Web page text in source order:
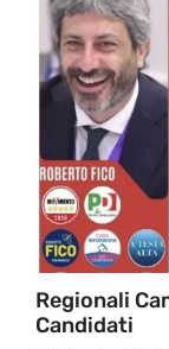
Regionali
Candidati